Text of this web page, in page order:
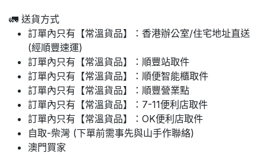
🚛 送貨方式
訂單內只有【常溫貨品】：香港辦公室/住宅地址直送
(經順豐速運)
訂單內只有【常溫貨品】：順豐站取件
訂單內只有【常溫貨品】：順便智能櫃取件
訂單內只有【常溫貨品】：順豐營業點
訂單內只有【常溫貨品】：7-11便利店取件
訂單內只有【常溫貨品】：OK便利店取件
自取-柴灣 (下單前需事先與山手作聯絡)
澳門買家